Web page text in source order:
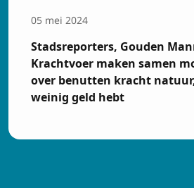
05 mei 2024
Stadsreporters, Gouden
Krachtvoer maken samen
over benutten kracht
weinig geld hebt